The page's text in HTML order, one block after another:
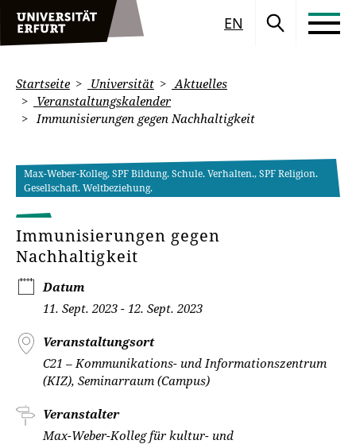
EN
Startseite Universität
Aktuelles
Veranstaltungskalender
Immunisierungen gegen Nachhaltigkeit
Max-Weber-Kolleg, SPF Bildung. Schule. Verhalten., SPF Religion.
Gesellschaft. Weltbeziehung.
Immunisierungen gegen
Nachhaltigkeit
Datum
11. Sept. 2023 - 12. Sept. 2023
Veranstaltungsort
C21 – Kommunikations- und Informationszentrum
(KIZ), Seminarraum (Campus)
Veranstalter
Max-Weber-Kolleg für kultur- und